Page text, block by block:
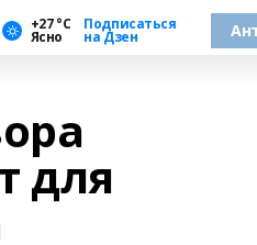
+27 °С
Ясно
Подписаться
на Дзен
для